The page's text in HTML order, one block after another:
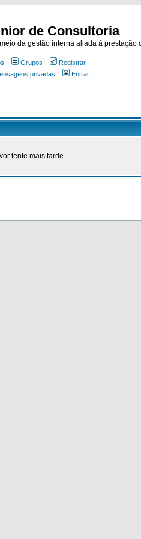
de Consultoria
da gestão interna aliada à prestação
Grupos
Registrar
privadas Entrar
tente mais tarde.